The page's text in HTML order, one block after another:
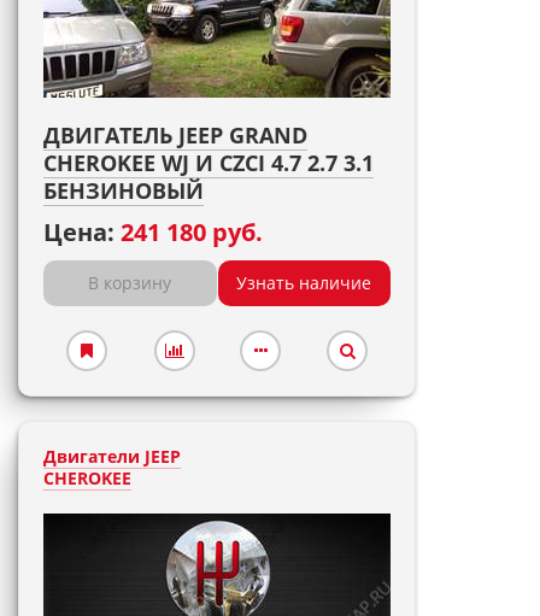
ДВИГАТЕЛЬ JEEP GRAND
CHEROKEE WJ И CZCI 4.7 2.7 3.1
БЕНЗИНОВЫЙ
Цена: 241 180 руб.
В корзину Узнать наличие
Двигатели JEEP
CHEROKEE